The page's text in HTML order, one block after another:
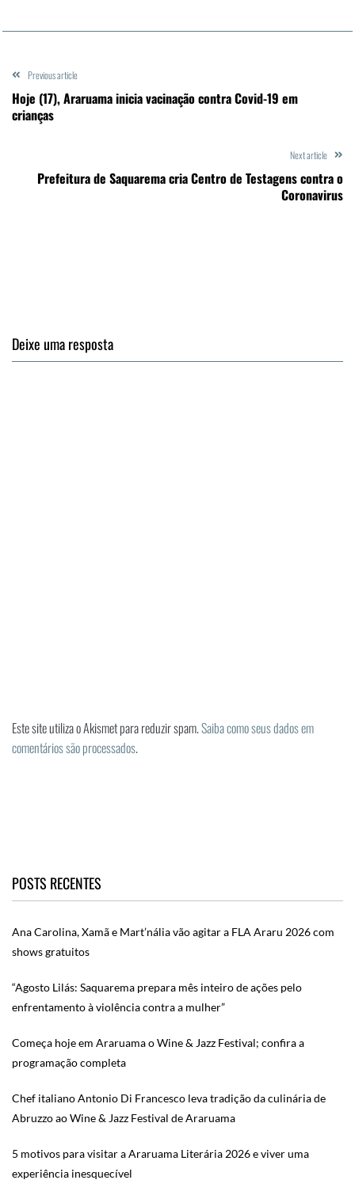
Previous article
Hoje (17), Araruama inicia vacinação contra Covid-19 em
crianças
Next article
Prefeitura de Saquarema cria Centro de Testagens contra o
Coronavirus
Deixe uma resposta
Este site utiliza o Akismet para reduzir spam.Saiba como seus dados em
comentários são processados.
POSTS RECENTES
Ana Carolina, Xamã e Mart’nália vão agitar a FLA Araru 2026 com
shows gratuitos
“Agosto Lilás: Saquarema prepara mês inteiro de ações pelo
enfrentamento à violência contra a mulher”
Começa hoje em Araruama o Wine & Jazz Festival; confira a
programação completa
Chef italiano Antonio Di Francesco leva tradição da culinária de
Abruzzo ao Wine & Jazz Festival de Araruama
5 motivos para visitar a Araruama Literária 2026 e viver uma
experiência inesquecível